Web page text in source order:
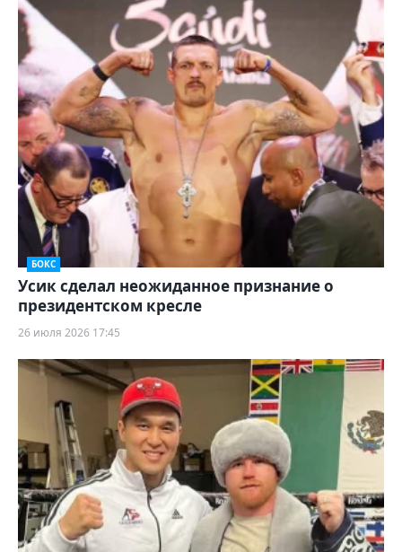
БОКС
Усик сделал неожиданное признание о
президентском кресле
26 июля 2026 17:45